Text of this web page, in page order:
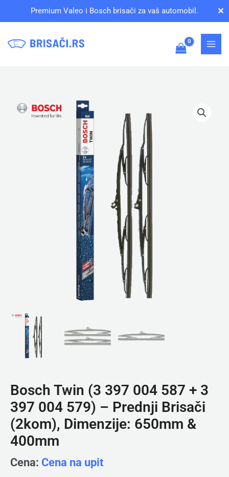
Premium Valeo i Bosch brisači za vaš automobil. ✕
Bosch Twin (3 397 004 587 + 3
397 004 579) – Prednji Brisači
(2kom), Dimenzije: 650mm &
400mm
Cena: Cena na upit